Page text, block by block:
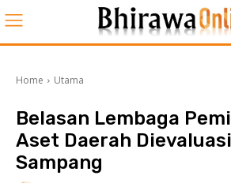
Home Utama
Belasan Lembaga
Aset Daerah
Sampang